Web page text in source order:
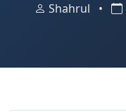
Shahrul •